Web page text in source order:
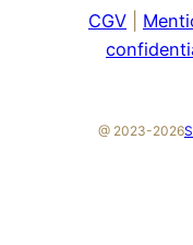
CGV
@ 2023-2026